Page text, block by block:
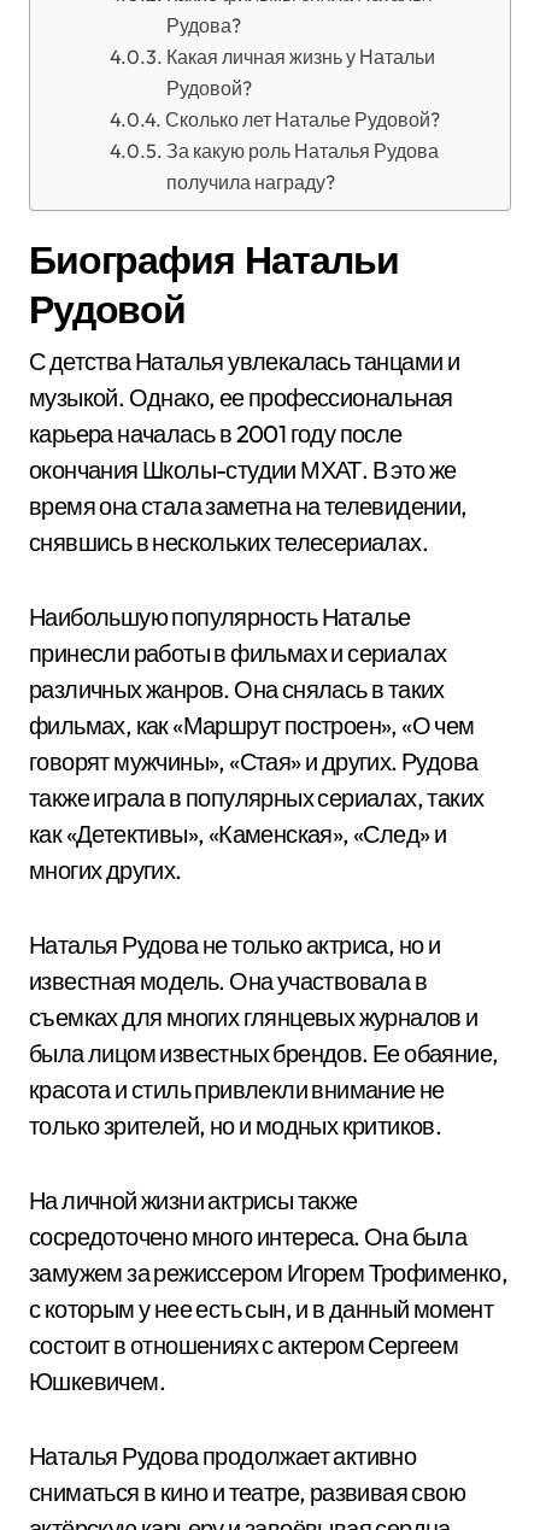
Рудова?
Какая личная жизнь у Натальи
Рудовой?
Сколько лет Наталье Рудовой?
За какую роль Наталья Рудова
получила награду?
Биография Натальи
Рудовой
С детства Наталья увлекалась танцами и
музыкой. Однако, ее профессиональная
карьера началась в 2001 году после
окончания Школы-студии МХАТ. В это же
время она стала заметна на телевидении,
снявшись в нескольких телесериалах.
Наибольшую популярность Наталье
принесли работы в фильмах и сериалах
различных жанров. Она снялась в таких
фильмах, как «Маршрут построен», «О чем
говорят мужчины», «Стая» и других. Рудова
также играла в популярных сериалах, таких
как «Детективы», «Каменская», «След» и
многих других.
Наталья Рудова не только актриса, но и
известная модель. Она участвовала в
съемках для многих глянцевых журналов и
была лицом известных брендов. Ее обаяние,
красота и стиль привлекли внимание не
только зрителей, но и модных критиков.
На личной жизни актрисы также
сосредоточено много интереса. Она была
замужем за режиссером Игорем Трофименко,
с которым у нее есть сын, и в данный момент
состоит в отношениях с актером Сергеем
Юшкевичем.
Наталья Рудова продолжает активно
сниматься в кино и театре, развивая свою